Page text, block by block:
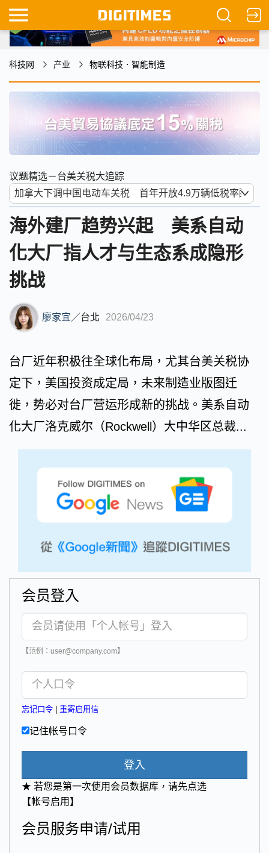
科技网 产业 物联科技．智能制造
议题精选－台美关税大追踪
海外建厂趋势兴起 美系自动
化大厂指人才与生态系成隐形
挑战
廖家宜 ／台北 2026/04/23
台厂近年积极往全球化布局，尤其台美关税协
定下，美国投资成定局，未来制造业版图迁
徙，势必对台厂营运形成新的挑战。美系自动
化大厂洛克威尔（Rockwell）大中华区总裁...
会员登入
【范例：user@company.com】
忘记口令 重寄启用信
记住帐号口令
登入
★ 若您是第一次使用会员数据库，请先点选
【帐号启用】
会员服务申请/试用